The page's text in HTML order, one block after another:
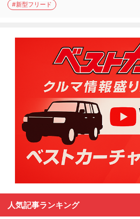
#新型フリード
人気記事ランキング